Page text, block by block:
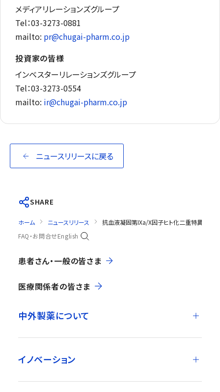
メディアリレーションズグループ
Tel：03-3273-0881
mailto: pr@chugai-pharm.co.jp
投資家の皆様
インベスターリレーションズグループ
Tel：03-3273-0554
mailto: ir@chugai-pharm.co.jp
ニュースリリースに戻る
SHARE
ホーム ニュースリリース
抗血液凝固第IXa/X因子ヒト化二重特異性モノ
FAQ・お問合せEnglish
患者さん・一般の皆さま
医療関係者の皆さま
中外製薬について
イノベーション